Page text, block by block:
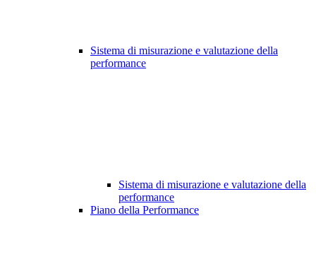
Sistema di misurazione e valutazione della
performance
Sistema di misurazione e valutazione della
performance
Piano della Performance